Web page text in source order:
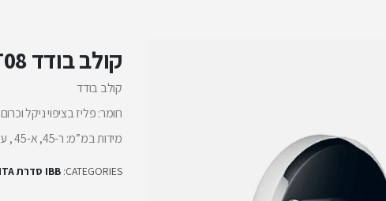
קולב בודד PIAT08
קולב בודד
חומר: פליז בציפוי ניקל וכרום
מידות במ”מ: ר-45, א-45 , ע-55
CATEGORIES: IBB סדרת ATALANTA